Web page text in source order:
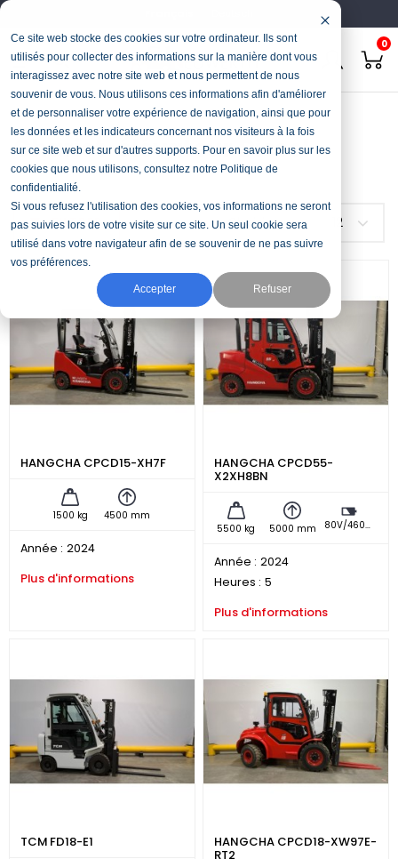
Ce site web stocke des cookies sur votre ordinateur. Ils sont
utilisés pour collecter des informations sur la manière dont vous
interagissez avec notre site web et nous permettent de nous
souvenir de vous. Nous utilisons ces informations afin d'améliorer
et de personnaliser votre expérience de navigation, ainsi que pour
les données et les indicateurs concernant nos visiteurs à la fois
sur ce site web et sur d'autres supports. Pour en savoir plus sur les
cookies que nous utilisons, consultez notre Politique de
confidentialité.
Si vous refusez l'utilisation des cookies, vos informations ne seront
pas suivies lors de votre visite sur ce site. Un seul cookie sera
utilisé dans votre navigateur afin de se souvenir de ne pas suivre
vos préférences.
Accepter Refuser
0
Accueil Stock & Occasions Chariot-élévateur Diesel
Chariot-élévateur Diesel
FILTRER Choisir 12
HANGCHA CPCD15-XH7F
Année : 2024
4500 mm
1500 kg
Plus d'informations
HANGCHA CPCD55-
X2XH8BN
Année : 2024
Heures : 5
80V/460Ah EVE
5000 mm
5500 kg
Plus d'informations
TCM FD18-E1 HANGCHA CPCD18-XW97E-
RT2